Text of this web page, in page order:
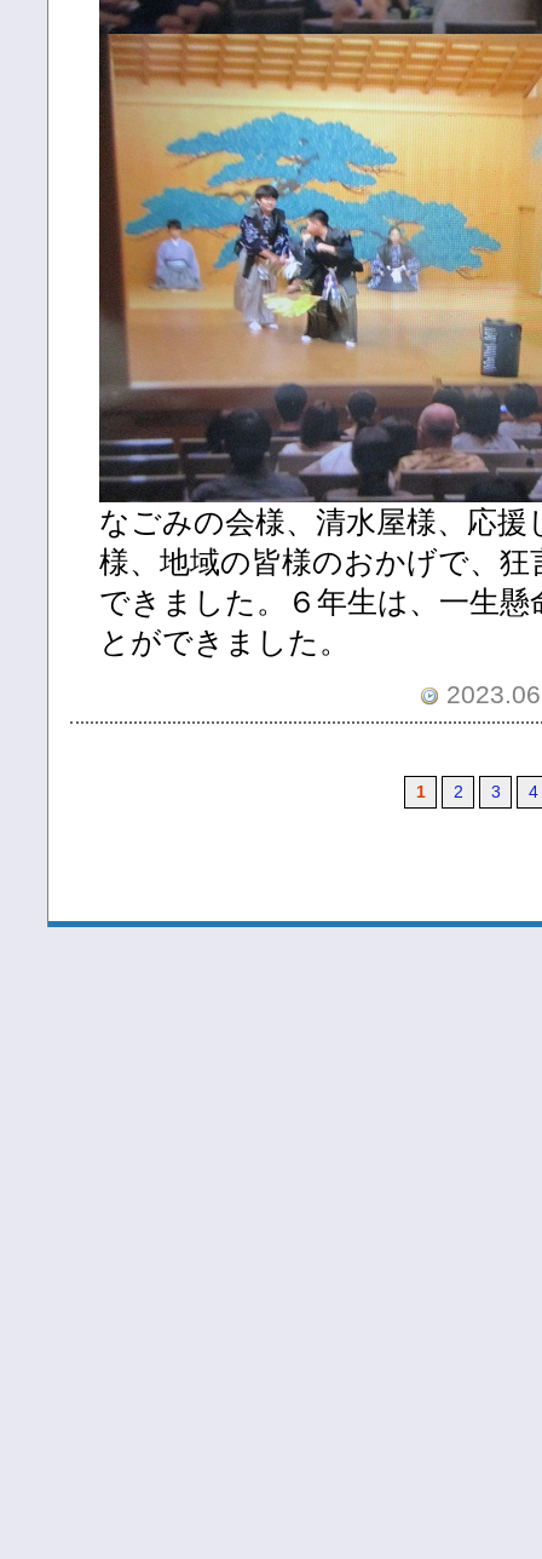
なごみの会様、清水屋様、応
様、地域の皆様のおかげで、
できました。６年生は、一生
とができました。
1 2 3 4